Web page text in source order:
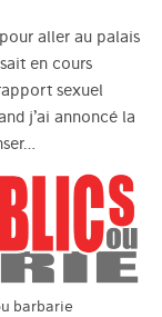
aller au palais
en cours
sexuel
j’ai annoncé la
barbarie